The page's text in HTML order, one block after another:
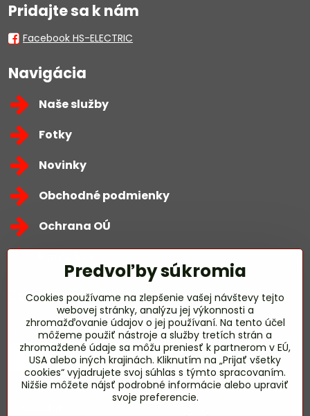
Pridajte sa k nám
Facebook HS-ELECTRIC
Navigácia
Naše služby
Fotky
Novinky
Obchodné podmienky
Ochrana OÚ
Zavoláme Vám späť
Váš telefón*
Predvoľby súkromia
Cookies používame na zlepšenie vašej návštevy tejto
webovej stránky, analýzu jej výkonnosti a
zhromažďovanie údajov o jej používaní. Na tento účel
môžeme použiť nástroje a služby tretích strán a
zhromaždené údaje sa môžu preniesť k partnerom v EÚ,
USA alebo iných krajinách. Kliknutím na „Prijať všetky
cookies“ vyjadrujete svoj súhlas s týmto spracovaním.
Nižšie môžete nájsť podrobné informácie alebo upraviť
svoje preferencie.